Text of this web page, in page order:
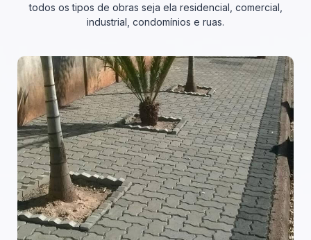
todos os tipos de obras seja ela residencial, comercial,
industrial, condomínios e ruas.